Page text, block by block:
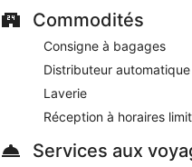
7th Heaven Food Café
déjeuner, le déjeuner et le
moment de détente en
les jours.
Commodités
Consigne à bagages
Distributeur automatique
Laverie
Réception à horaires
Services aux